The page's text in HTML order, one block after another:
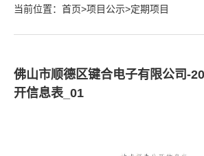
当前位置： 首页>项目公示>定期项目
佛山市顺德区键合电子有限公司-
开信息表_01